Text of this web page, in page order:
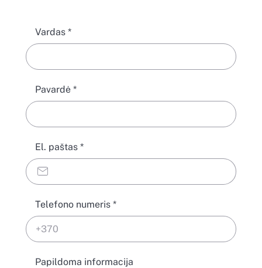
Vardas *
Pavardė *
El. paštas *
Telefono numeris *
Papildoma informacija